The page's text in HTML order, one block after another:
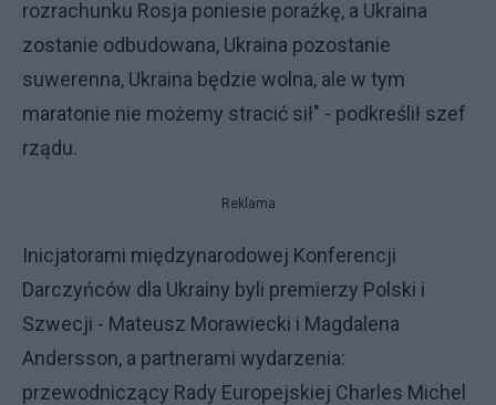
rozrachunku Rosja poniesie porażkę, a Ukraina
zostanie odbudowana, Ukraina pozostanie
suwerenna, Ukraina będzie wolna, ale w tym
maratonie nie możemy stracić sił" - podkreślił szef
rządu.
Reklama
Inicjatorami międzynarodowej Konferencji
Darczyńców dla Ukrainy byli premierzy Polski i
Szwecji - Mateusz Morawiecki i Magdalena
Andersson, a partnerami wydarzenia:
przewodniczący Rady Europejskiej Charles Michel